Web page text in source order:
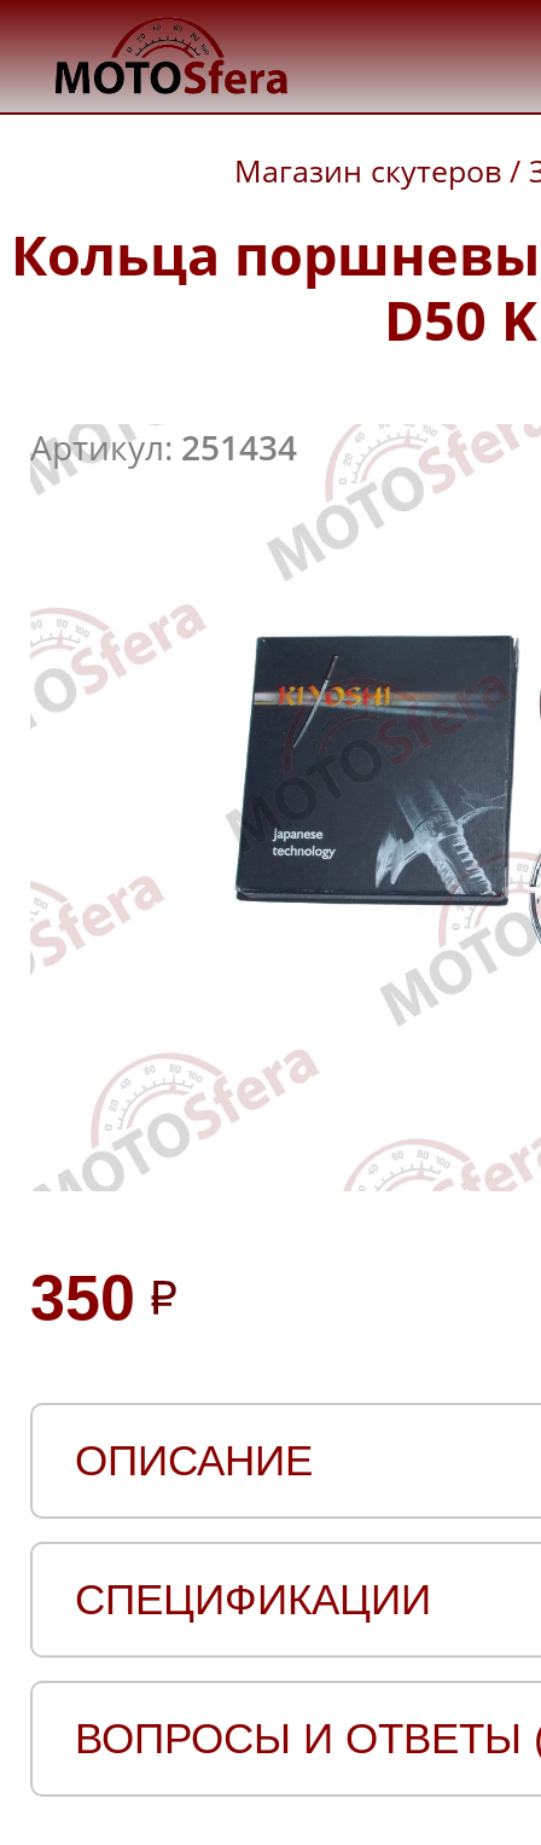
Магазин скутеров /
Кольца
D50
Артикул: 251434
350
ОПИСАНИЕ
СПЕЦИФИКАЦИИ
ВОПРОСЫ И ОТВЕТЫ